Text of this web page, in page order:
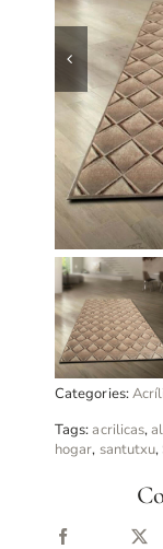
Categories:
Tags:acrilicas,
hogar, santutxu,